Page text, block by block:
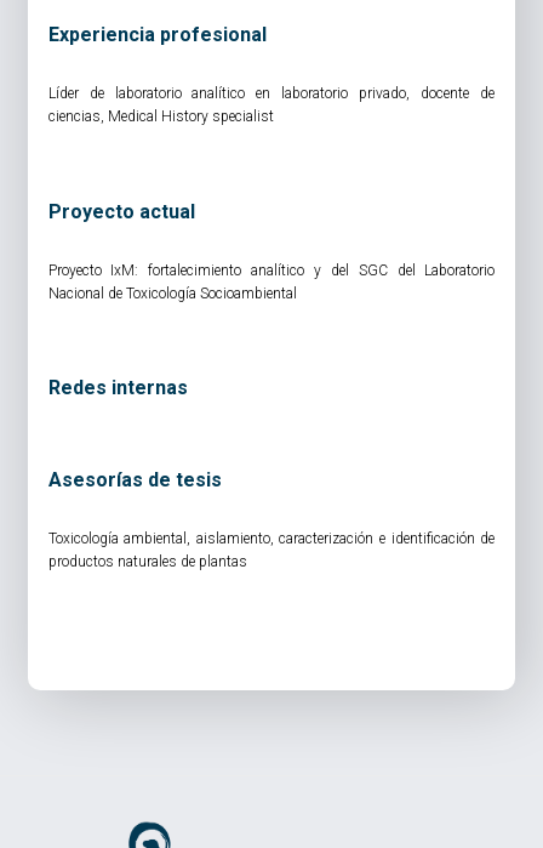
Experiencia profesional
Líder de laboratorio analítico en laboratorio privado, docente de
ciencias, Medical History specialist
Proyecto actual
Proyecto IxM: fortalecimiento analítico y del SGC del Laboratorio
Nacional de Toxicología Socioambiental
Redes internas
Asesorías de tesis
Toxicología ambiental, aislamiento, caracterización e identificación de
productos naturales de plantas